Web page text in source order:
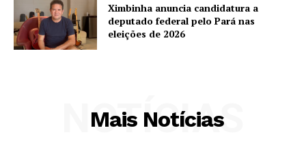
Ximbinha anuncia candidatura a
deputado federal pelo Pará nas
eleições de 2026
Mais Notícias
NOTÍCIAS